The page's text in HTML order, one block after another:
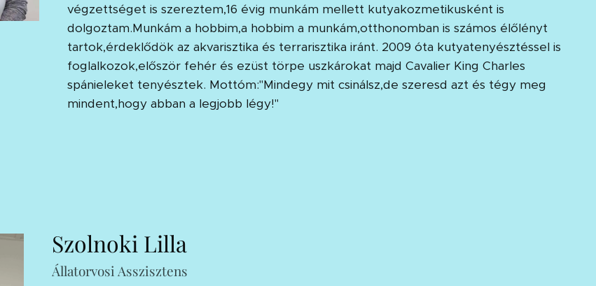
végzettséget is szereztem,16 évig munkám mellett kutyakozmetikusként is
dolgoztam.Munkám a hobbim,a hobbim a munkám,otthonomban is számos élőlényt
tartok,érdeklődök az akvarisztika és terrarisztika iránt. 2009 óta kutyatenyésztéssel is
foglalkozok,először fehér és ezüst törpe uszkárokat majd Cavalier King Charles
spánieleket tenyésztek. Mottóm:"Mindegy mit csinálsz,de szeresd azt és tégy meg
mindent,hogy abban a legjobb légy!"
Szolnoki Lilla
Állatorvosi Asszisztens